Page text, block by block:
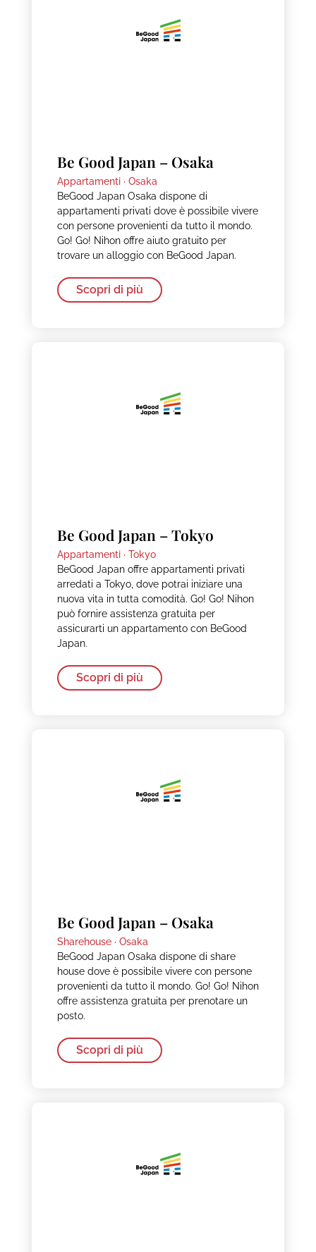
Be Good Japan – Osaka
Appartamenti · Osaka
BeGood Japan Osaka dispone di
appartamenti privati dove è possibile vivere
con persone provenienti da tutto il mondo.
Go! Go! Nihon offre aiuto gratuito per
trovare un alloggio con BeGood Japan.
Scopri di più
Be Good Japan – Tokyo
Appartamenti · Tokyo
BeGood Japan offre appartamenti privati
arredati a Tokyo, dove potrai iniziare una
nuova vita in tutta comodità. Go! Go! Nihon
può fornire assistenza gratuita per
assicurarti un appartamento con BeGood
Japan.
Scopri di più
Be Good Japan – Osaka
Sharehouse · Osaka
BeGood Japan Osaka dispone di share
house dove è possibile vivere con persone
provenienti da tutto il mondo. Go! Go! Nihon
offre assistenza gratuita per prenotare un
posto.
Scopri di più